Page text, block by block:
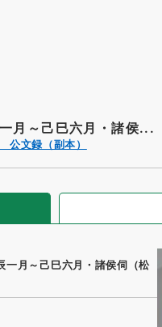
月～己巳六月・諸侯...
文録（副本）
一月～己巳六月・諸侯伺（松